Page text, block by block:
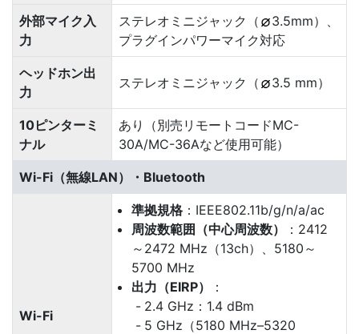
外部マイク入
力
ステレオミニジャック（
3.5mm）、
プラグインパワーマイク対応
ヘッドホン出
力
ステレオミニジャック（ 3.5 mm）
10ピンターミ
ナル
あり（別売リモートコードMC-
30A/MC-36Aなど使用可能）
Wi-Fi（無線LAN）・Bluetooth
Wi-Fi
準拠規格 ：IEEE802.11b/g/n/a/ac
周波数範囲（中心周波数）
：2412
～2472 MHz（13ch）、5180～
5700 MHz
出力（EIRP）
：
2.4 GHz：1.4 dBm
5 GHz（5180 MHz–5320